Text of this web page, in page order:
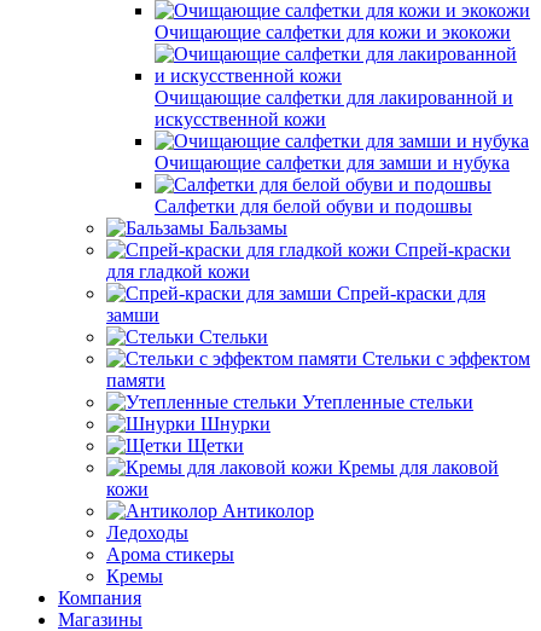
Очищающие салфетки для кожи и экокожи
Очищающие салфетки для лакированной и
искусственной кожи
Очищающие салфетки для замши и нубука
Салфетки для белой обуви и подошвы
Бальзамы
Спрей-краски
для гладкой кожи
Спрей-краски для
замши
Стельки
Стельки с эффектом
памяти
Утепленные стельки
Шнурки
Щетки
Кремы для лаковой
кожи
Антиколор
Ледоходы
Арома стикеры
Кремы
Компания
Магазины